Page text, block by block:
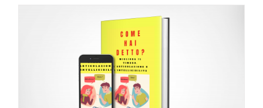
AGGIUNGI AL CARRELLO